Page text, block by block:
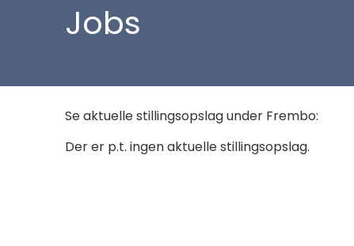
Jobs
Se aktuelle stillingsopslag under Frembo:
Der er p.t. ingen aktuelle stillingsopslag.